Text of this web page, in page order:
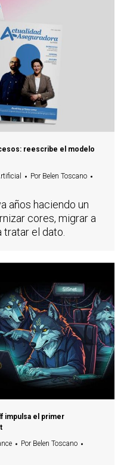
reescribe el modelo
Por Belen Toscano
años haciendo un
cores, migrar a
el dato.
impulsa el primer
Por Belen Toscano